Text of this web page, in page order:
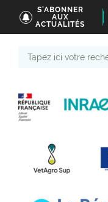
S'ABONNER
AUX
ACTUALITÉS